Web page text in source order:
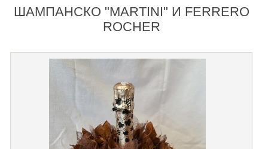
ШАМПАНСКО "MARTINI" И FERRERO
ROCHER